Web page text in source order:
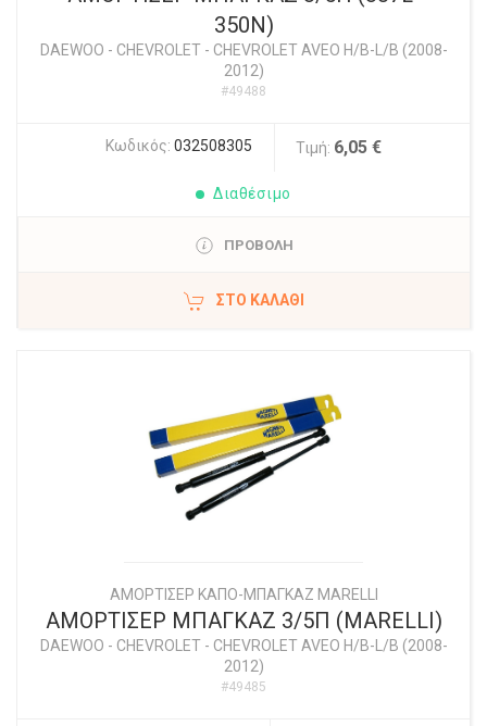
350N)
DAEWOO - CHEVROLET- CHEVROLET AVEO H/B-L/B (2008-
2012)
#49488
Κωδικός: 032508305 Τιμή: 6,05 €
Διαθέσιμο
ΠΡΟΒΟΛΗ
ΣΤΟ ΚΑΛΆΘΙ
ΑΜΟΡΤΙΣΕΡ ΚΑΠΟ-ΜΠΑΓΚΑΖ MARELLI
ΑΜΟΡΤΙΣΕΡ ΜΠΑΓΚΑΖ 3/5Π (MARELLI)
DAEWOO - CHEVROLET- CHEVROLET AVEO H/B-L/B (2008-
2012)
#49485